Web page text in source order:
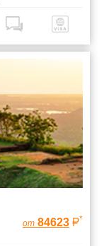
от 84623 *